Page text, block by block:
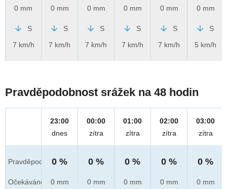
0 mm
S
7 km/h
0 mm
S
7 km/h
0 mm
S
7 km/h
0 mm
S
7 km/h
0 mm
S
7 km/h
0 mm
S
5 km/h
Pravděpodobnost srážek na 48 hodin
Pravděpod.
Očekáváno
23:00
dnes
0 %
0 mm
00:00
zítra
0 %
0 mm
01:00
zítra
0 %
0 mm
02:00
zítra
0 %
0 mm
03:00
zítra
0 %
0 mm